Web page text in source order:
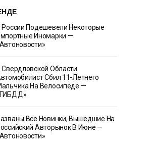
России Подешевели Некоторые
Иномарки —
Свердловской Области
Сбил 11-Летнего
На Велосипеде —
Все Новинки, Вышедшие На
Авторынок В Июне —